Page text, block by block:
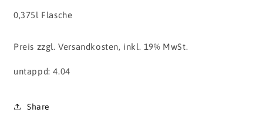
0,375l Flasche
Preis zzgl. Versandkosten, inkl. 19% MwSt.
untappd: 4.04
Share